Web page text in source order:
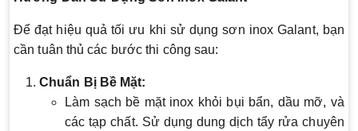
Để đạt hiệu quả tối ưu khi sử dụng sơn inox Galant, bạn
cần tuân thủ các bước thi công sau:
Chuẩn Bị Bề Mặt:
Làm sạch bề mặt inox khỏi bụi bẩn, dầu mỡ, và
các tạp chất. Sử dụng dung dịch tẩy rửa chuyên